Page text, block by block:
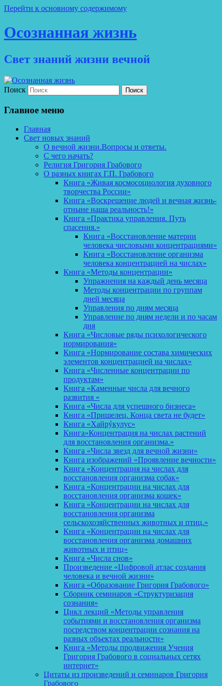
Перейти к основному содержимому
Осознанная жизнь
Свет знаний жизни вечной
Поиск
Главное меню
Главная
Свет новых знаний
О вечной жизни.Вопросы и ответы.
С чего начать?
Религия Григория Грабового
О разных книгах Г.П. Грабового
Книга «Живая космосоциология духовного
творчества России»
Книга «Воскрешение людей и вечная жизнь-
отныне наша реальность!»
Книга «Практика управления. Путь
спасения.»
Книга «Восстановление материи
человека числовыми концентрациями»
Книга «Восстановление организма
человека концентрацией на числах»
Книга «Методы концентрации»
Упражнения на каждый день месяца
Методы концентрации по группам
дней месяца
Управления по дням месяца
Управление по дням недели и по часам
дня
Книга «Числовые ряды психологического
нормирования»
Книга «Нормирование состава химических
элементов концентрацией на числах»
Книга «Численные концентрации по
продуктам»
Книга «Каменные числа для вечного
развития «
Книга «Числа для успешного бизнеса»
Книга «Пришелец. Конца света не будет»
Книга «Хайрýкулус»
Книга»Концентрация на числах растений
для восстановления организма.»
Книга «Числа звезд для вечной жизни»
Книга изображений «Проявление вечности»
Книга «Концентрация на числах для
восстановления организма собак»
Книга «Концентрации на числах для
восстановления организма кошек»
Книга «Концентрации на числах для
восстановления организма
сельскохозяйственных животных и птиц.»
Книга «Концентрации на числах для
восстановления организма домашних
животных и птиц»
Книга «Числа снов»
Произведение «Цифровой атлас создания
человека и вечной жизни»
Книга «Образование Григория Грабового»
Сборник семинаров «Структуризация
сознания»
Цикл лекций «Методы управления
событиями и восстановления организма
посредством концентрации сознания на
разных объектах реальности»
Книга «Методы продвижения Учения
Григория Грабового в социальных сетях
интернет»
Цитаты из произведений и семинаров Григория
Грабового